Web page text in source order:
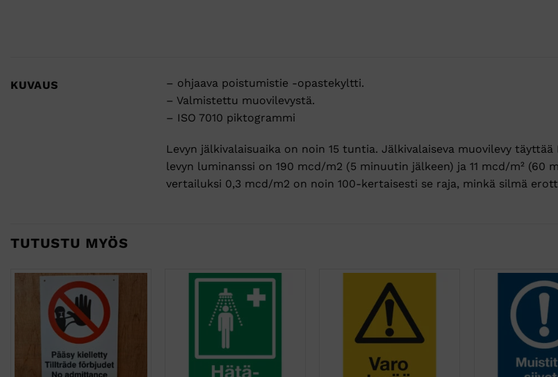
KUVAUS
– ohjaava poistumistie -opastekyltti.
– Valmistettu muovilevystä.
– ISO 7010 piktogrammi
Levyn jälkivalaisuaika on noin 15 tuntia. Jälkivalaiseva muovilevy
levyn luminanssi on 190 mcd/m2 (5 minuutin jälkeen) ja 11 mcd/m² (60
vertailuksi 0,3 mcd/m2 on noin 100-kertaisesti se raja, minkä silmä
TUTUSTU MYÖS